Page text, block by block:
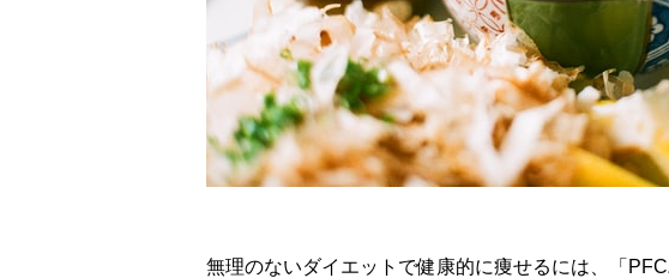
無理のないダイエットで健康的に痩せるには、「